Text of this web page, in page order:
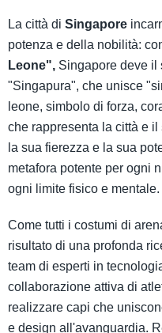
La città di Singapore
potenza e della nobilità:
Leone", Singapore deve il
"Singapura", che unisce
leone, simbolo di forza,
che rappresenta la città e
la sua fierezza e la sua
metafora potente per ogni
ogni limite fisico e mentale.
Come tutti i costumi di
risultato di una profonda
team di esperti in
collaborazione attiva di
realizzare capi che
e design all'avanguardia.